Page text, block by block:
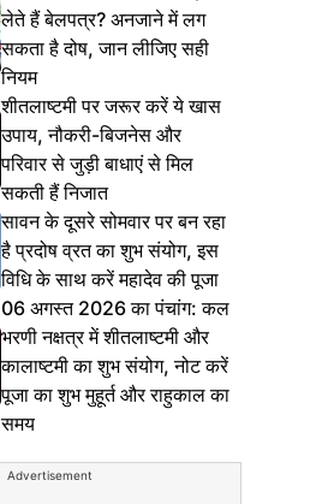
लेते हैं बेलपत्र? अनजाने में लग
सकता है दोष, जान लीजिए सही
नियम
शीतलाष्टमी पर जरूर करें ये खास
उपाय, नौकरी-बिजनेस और
परिवार से जुड़ी बाधाएं से मिल
सकती हैं निजात
सावन के दूसरे सोमवार पर बन रहा
है प्रदोष व्रत का शुभ संयोग, इस
विधि के साथ करें महादेव की पूजा
06 अगस्त 2026 का पंचांग: कल
भरणी नक्षत्र में शीतलाष्टमी और
कालाष्टमी का शुभ संयोग, नोट करें
पूजा का शुभ मुहूर्त और राहुकाल का
समय
Advertisement